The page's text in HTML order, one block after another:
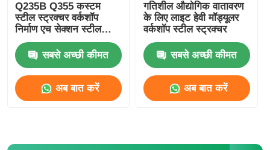
Q235B Q355 कस्टम
स्टील स्ट्रक्चर वर्कशॉप
निर्माण एच सेक्शन स्टील
कॉलम
सबसे अच्छी कीमत
अब बात करें
गतिशील औद्योगिक वातावरण
के लिए लाइट हेवी मॉड्यूलर
वर्कशॉप स्टील स्ट्रक्चर
सबसे अच्छी कीमत
अब बात करें